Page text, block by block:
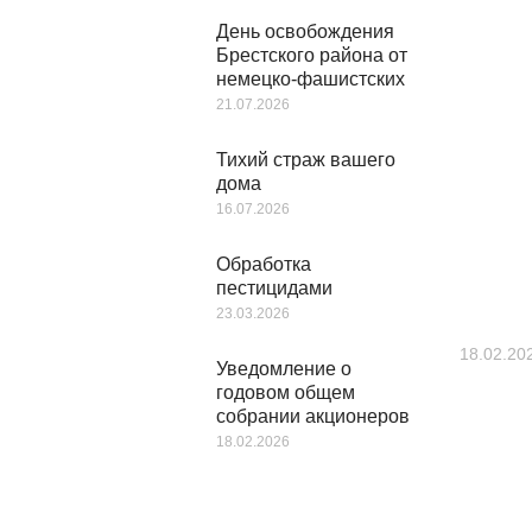
День освобождения
Брестского района от
немецко-фашистских
21.07.2026
Тихий страж вашего
дома
16.07.2026
Обработка
пестицидами
23.03.2026
Уведомление о
годовом общем
собрании акционеров
18.02.2026